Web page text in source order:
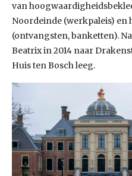
van
Noordeinde (werkpaleis) en
(ontvangsten, banketten).
Beatrix in 2014 naar
Huis ten Bosch leeg.